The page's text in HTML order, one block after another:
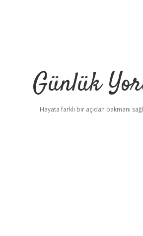
Günlük
Hayata farklı bir açıdan bakmanı